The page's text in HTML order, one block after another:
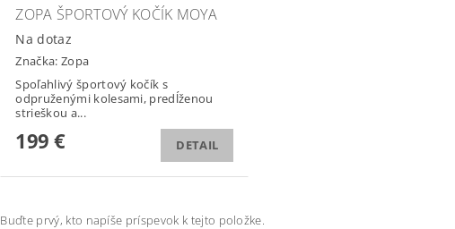
ZOPA ŠPORTOVÝ KOČÍK MOYA
Na dotaz
Značka: Zopa
Spoľahlivý športový kočík s
odpruženými kolesami, predĺženou
strieškou a...
199 € DETAIL
Buďte prvý, kto napíše príspevok k tejto položke.